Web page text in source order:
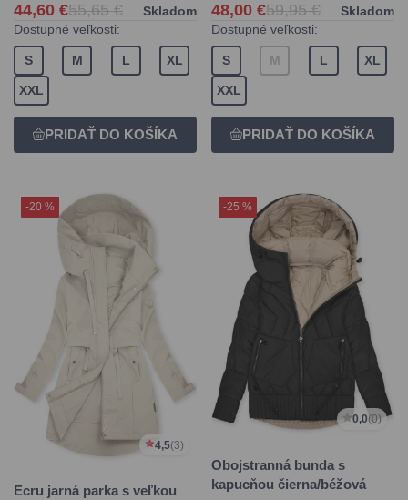
44,60 €55,65 €
Skladom
Dostupné veľkosti:
S M L XL
XXL
48,00 €59,95 €
Skladom
Dostupné veľkosti:
S M L XL
XXL
-20 %
4,5(3)
Ecru jarná parka s veľkou
-25 %
0,0(0)
Obojstranná bunda s
kapucňou čierna/béžová